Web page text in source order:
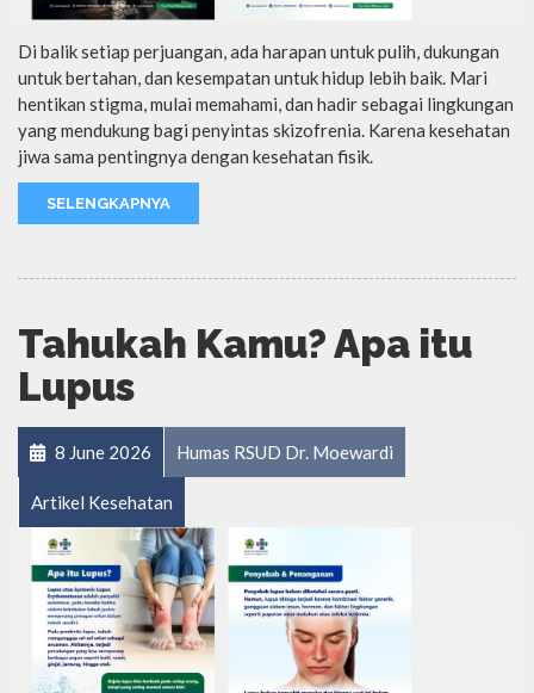
Di balik setiap perjuangan, ada harapan untuk pulih, dukungan
untuk bertahan, dan kesempatan untuk hidup lebih baik. Mari
hentikan stigma, mulai memahami, dan hadir sebagai lingkungan
yang mendukung bagi penyintas skizofrenia. Karena kesehatan
jiwa sama pentingnya dengan kesehatan fisik.
SELENGKAPNYA
Tahukah Kamu? Apa itu
Lupus
8 June 2026 Humas RSUD Dr. Moewardi
Artikel Kesehatan